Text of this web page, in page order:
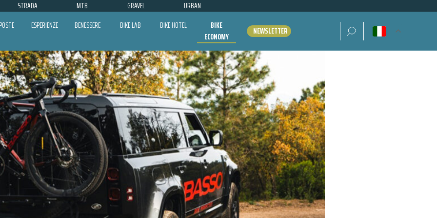
STRADA MTB GRAVEL URBAN
ESPERIENZE BENESSERE BIKE LAB BIKE HOTEL
BIKE
ECONOMY
NEWSLETTER Ricerca per: